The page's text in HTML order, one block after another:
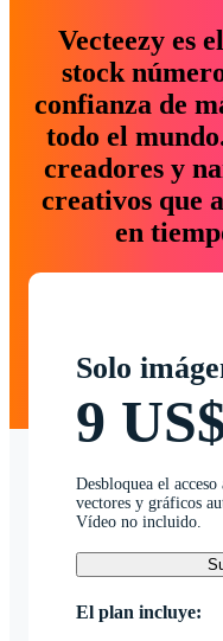
Vecteezy es
stock
confianza de
todo el
creadores y
creativos que
en
Solo
9
Desbloquea el
vectores y gráficos
Vídeo no incluido.
El plan incluye: